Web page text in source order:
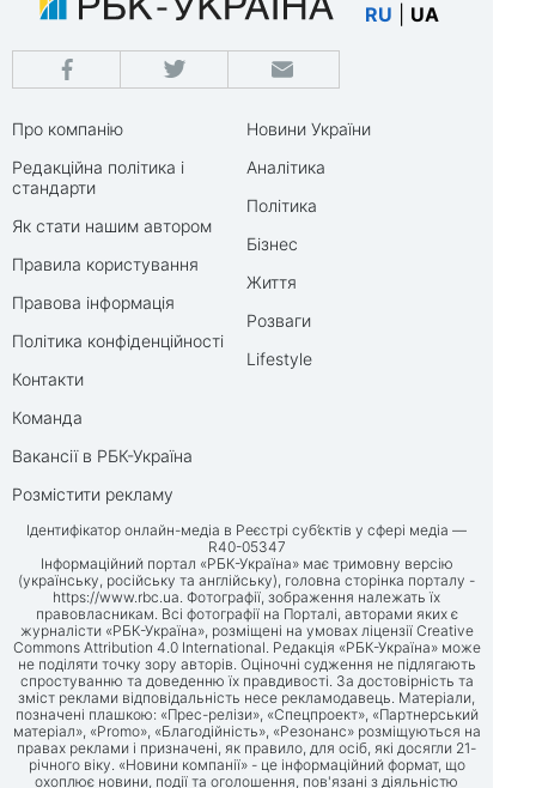
RU UA
Про компанію
Редакційна політика і
стандарти
Як стати нашим автором
Правила користування
Правова інформація
Політика конфіденційності
Контакти
Команда
Вакансії в РБК-Україна
Розмістити рекламу
Новини України
Аналітика
Політика
Бізнес
Життя
Розваги
Lifestyle
Ідентифікатор онлайн-медіа в Реєстрі суб’єктів у сфері медіа —
R40-05347
Інформаційний портал «РБК-Україна» має тримовну версію
(українську, російську та англійську), головна сторінка порталу -
https://www.rbc.ua . Фотографії, зображення належать їх
правовласникам. Всі фотографії на Порталі, авторами яких є
журналісти «РБК-Україна», розміщені на умовах ліцензії Creative
Commons Attribution 4.0 International. Редакція «РБК-Україна» може
не поділяти точку зору авторів. Оціночні судження не підлягають
спростуванню та доведенню їх правдивості. За достовірність та
зміст реклами відповідальність несе рекламодавець. Матеріали,
позначені плашкою: «Прес-релізи», «Спецпроект», «Партнерський
матеріал», «Promo», «Благодійність», «Резонанс» розміщуються на
правах реклами і призначені, як правило, для осіб, які досягли 21-
річного віку. «Новини компанії» - це інформаційний формат, що
охоплює новини, події та оголошення, пов'язані з діяльністю